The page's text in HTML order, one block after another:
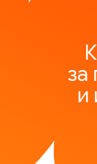
за
и